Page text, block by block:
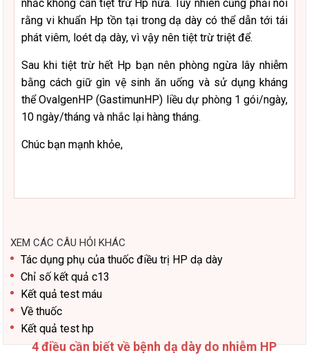
nhắc không cần tiệt trừ Hp nữa. Tuy nhiên cũng phải nói
rằng vi khuẩn Hp tồn tại trong dạ dày có thể dẫn tới tái
phát viêm, loét dạ dày, vì vậy nên tiệt trừ triệt để.
Sau khi tiệt trừ hết Hp bạn nên phòng ngừa lây nhiễm
bằng cách giữ gìn vệ sinh ăn uống và sử dụng kháng
thể OvalgenHP (GastimunHP) liều dự phòng 1 gói/ngày,
10 ngày/tháng và nhắc lại hàng tháng.
Chúc bạn mạnh khỏe,
XEM CÁC CÂU HỎI KHÁC
Tác dụng phụ của thuốc điều trị HP dạ dày
Chỉ số kết quả c13
Kết quả test máu
Về thuốc
Kết quả test hp
4 điều cần biết về bệnh dạ dày do nhiễm HP